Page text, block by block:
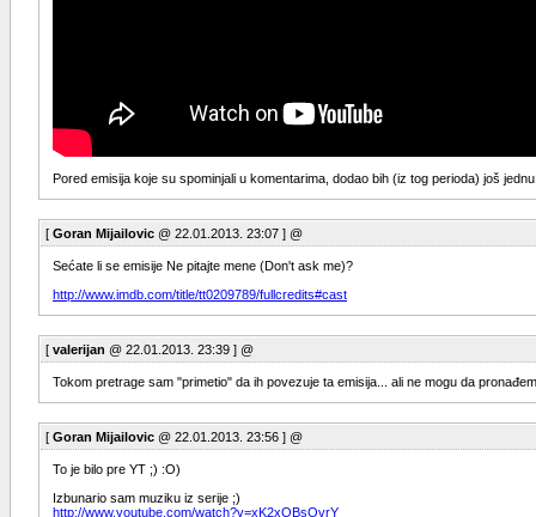
Pored emisija koje su spominjali u komentarima, dodao bih (iz tog perioda) još
[ Goran Mijailovic @ 22.01.2013. 23:07 ] @
Sećate li se emisije Ne pitajte mene (Don't ask me)?
http://www.imdb.com/title/tt0209789/fullcredits#cast
[ valerijan @ 22.01.2013. 23:39 ] @
Tokom pretrage sam "primetio" da ih povezuje ta emisija... ali ne mogu da
[ Goran Mijailovic @ 22.01.2013. 23:56 ] @
To je bilo pre YT ;) :O)
Izbunario sam muziku iz serije ;)
http://www.youtube.com/watch?v=xK2xQBsOvrY